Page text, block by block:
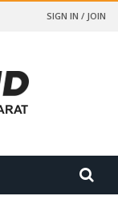
SIGN IN / JOIN